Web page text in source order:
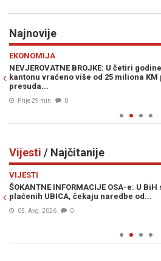
Najnovije
EKONOMIJA
NEVJEROVATNE BROJKE: U četiri
kantonu vraćeno više od 25 miliona
presuda...
Prije 29 min 0
Vijesti / Najčitanije
VIJESTI
ŠOKANTNE INFORMACIJE OSA-e: U
plaćenih UBICA, čekaju naredbe od...
05. Avg. 2026 0